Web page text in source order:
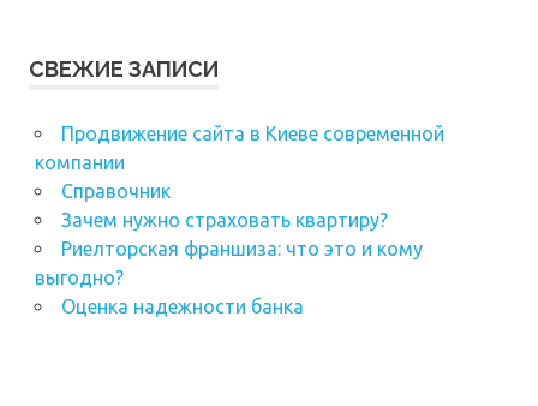
СВЕЖИЕ ЗАПИСИ
Продвижение сайта в Киеве современной
компании
Справочник
Зачем нужно страховать квартиру?
Риелторская франшиза: что это и кому
выгодно?
Оценка надежности банка